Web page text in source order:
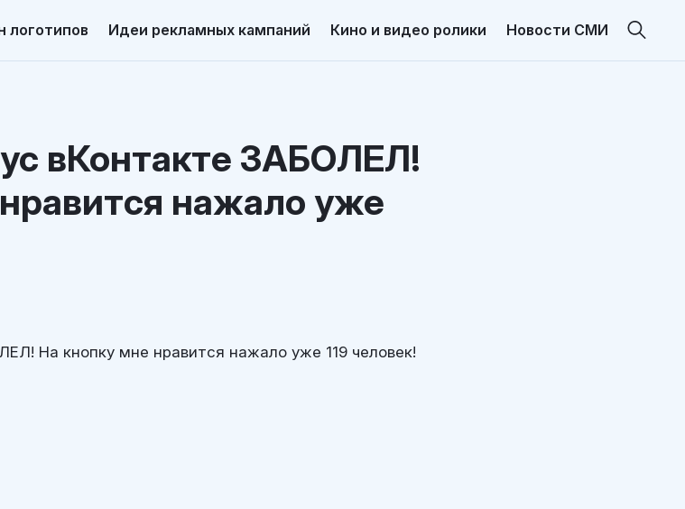
логотипов Идеи рекламных кампаний Кино и видео ролики Новости СМИ
вКонтакте ЗАБОЛЕЛ!
нажало уже
На кнопку мне нравится нажало уже 119 человек!